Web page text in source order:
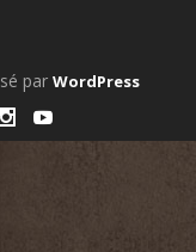
par WordPress